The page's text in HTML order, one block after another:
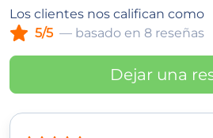
Los clientes nos califican como
5/5 — basado en 8 reseñas
Dejar una